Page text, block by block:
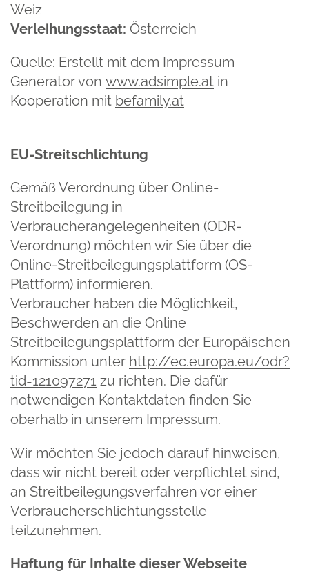
Weiz
Verleihungsstaat: Österreich
Quelle: Erstellt mit dem Impressum
Generator von www.adsimple.at in
Kooperation mit befamily.at
EU-Streitschlichtung
Gemäß Verordnung über Online-
Streitbeilegung in
Verbraucherangelegenheiten (ODR-
Verordnung) möchten wir Sie über die
Online-Streitbeilegungsplattform (OS-
Plattform) informieren.
Verbraucher haben die Möglichkeit,
Beschwerden an die Online
Streitbeilegungsplattform der Europäischen
Kommission unter http://ec.europa.eu/odr?
tid=121097271 zu richten. Die dafür
notwendigen Kontaktdaten finden Sie
oberhalb in unserem Impressum.
Wir möchten Sie jedoch darauf hinweisen,
dass wir nicht bereit oder verpflichtet sind,
an Streitbeilegungsverfahren vor einer
Verbraucherschlichtungsstelle
teilzunehmen.
Haftung für Inhalte dieser Webseite